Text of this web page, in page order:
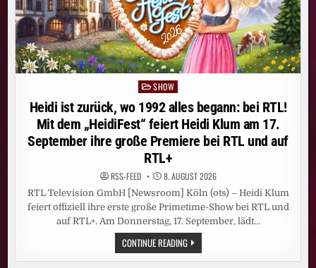
Posted
in
SHOW
Heidi ist zurück, wo 1992 alles begann: bei RTL!
Mit dem „HeidiFest“ feiert Heidi Klum am 17.
September ihre große Premiere bei RTL und auf
RTL+
RSS-FEED 8. AUGUST 2026
RTL Television GmbH [Newsroom] Köln (ots) – Heidi Klum
feiert offiziell ihre erste große Primetime-Show bei RTL und
auf RTL+. Am Donnerstag, 17. September, lädt…
CONTINUE READINGHEIDI
IST
ZURÜCK,